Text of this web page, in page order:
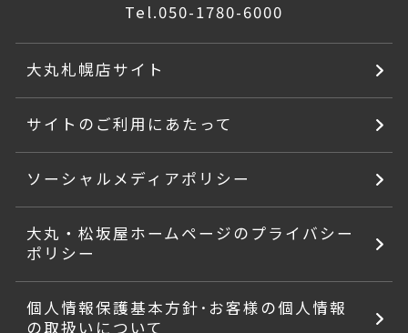
Tel.050-1780-6000
大丸札幌店サイト
サイトのご利用にあたって
ソーシャルメディアポリシー
大丸・松坂屋ホームページのプライバシー
ポリシー
個人情報保護基本方針･お客様の個人情報
の取扱いについて